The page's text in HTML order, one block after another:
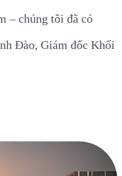
– chúng tôi đã có
Đào, Giám đốc Khối